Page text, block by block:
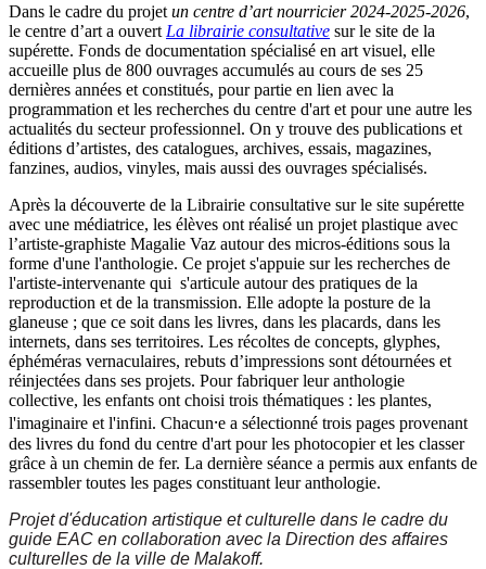
Dans le cadre du projet un centre d’art nourricier 2024-2025-2026,
le centre d’art a ouvert La librairie consultative sur le site de la
supérette. Fonds de documentation spécialisé en art visuel, elle
accueille plus de 800 ouvrages accumulés au cours de ses 25
dernières années et constitués, pour partie en lien avec la
programmation et les recherches du centre d'art et pour une autre les
actualités du secteur professionnel. On y trouve des publications et
éditions d’artistes, des catalogues, archives, essais, magazines,
fanzines, audios, vinyles, mais aussi des ouvrages spécialisés.
Après la découverte de la Librairie consultative sur le site supérette
avec une médiatrice, les élèves ont réalisé un projet plastique avec
l’artiste-graphiste Magalie Vaz autour des micros-éditions sous la
forme d'une l'anthologie. Ce projet s'appuie sur les recherches de
l'artiste-intervenante qui s'articule autour des pratiques de la
reproduction et de la transmission. Elle adopte la posture de la
glaneuse ; que ce soit dans les livres, dans les placards, dans les
internets, dans ses territoires. Les récoltes de concepts, glyphes,
éphéméras vernaculaires, rebuts d’impressions sont détournées et
réinjectées dans ses projets. Pour fabriquer leur anthologie
collective, les enfants ont choisi trois thématiques : les plantes,
l'imaginaire et l'infini. Chacun⸱e a sélectionné trois pages provenant
des livres du fond du centre d'art pour les photocopier et les classer
grâce à un chemin de fer. La dernière séance a permis aux enfants de
rassembler toutes les pages constituant leur anthologie.
Projet d'éducation artistique et culturelle dans le cadre du
guide EAC en collaboration avec la Direction des affaires
culturelles de la ville de Malakoff.